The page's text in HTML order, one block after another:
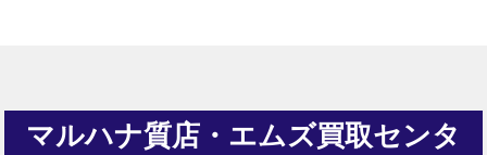
マルハナ質店・エムズ買取センタ